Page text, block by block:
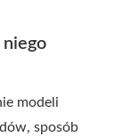
modeli
sposób